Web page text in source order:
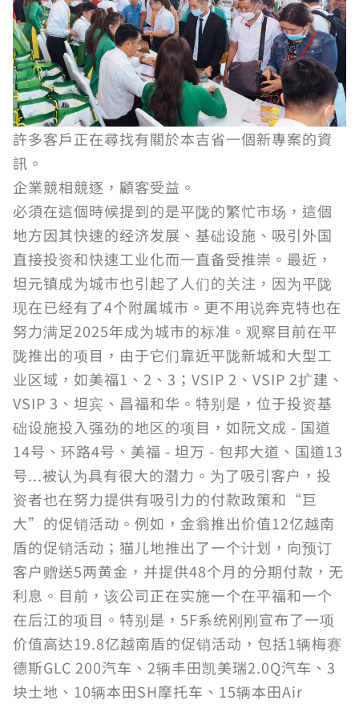
許多客戶正在尋找有關於本吉省一個新專案的資
訊。
企業競相競逐，顧客受益。
必須在這個時候提到的是平陇的繁忙市场，這個
地方因其快速的经济发展、基础设施、吸引外国
直接投资和快速工业化而一直备受推崇。最近，
坦元镇成为城市也引起了人们的关注，因为平陇
现在已经有了4个附属城市。更不用说奔克特也在
努力满足2025年成为城市的标准。观察目前在平
陇推出的项目，由于它们靠近平陇新城和大型工
业区域，如美福1、2、3；VSIP 2、VSIP 2扩建、
VSIP 3、坦宾、昌福和华。特别是，位于投资基
础设施投入强劲的地区的项目，如阮文成 - 国道
14号、环路4号、美福 - 坦万 - 包邦大道、国道13
号...被认为具有很大的潜力。为了吸引客户，投
资者也在努力提供有吸引力的付款政策和“巨
大”的促销活动。例如，金翁推出价值12亿越南
盾的促销活动；猫儿地推出了一个计划，向预订
客户赠送5两黄金，并提供48个月的分期付款，无
利息。目前，该公司正在实施一个在平福和一个
在后江的项目。特别是，5F系统刚刚宣布了一项
价值高达19.8亿越南盾的促销活动，包括1辆梅赛
德斯GLC 200汽车、2辆丰田凯美瑞2.0Q汽车、3
块土地、10辆本田SH摩托车、15辆本田Air